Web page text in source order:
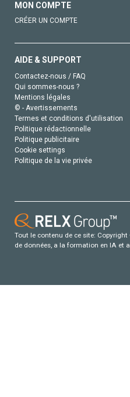
MON COMPTE
CRÉER UN COMPTE
AIDE & SUPPORT
Contactez-nous / FAQ
Qui sommes-nous ?
Mentions légales
© - Avertissements
Termes et conditions d'utilisation
Politique rédactionnelle
Politique publicitaire
Cookie settings
Politique de la vie privée
Tout le contenu de ce site:
de données, a la formation en IA et